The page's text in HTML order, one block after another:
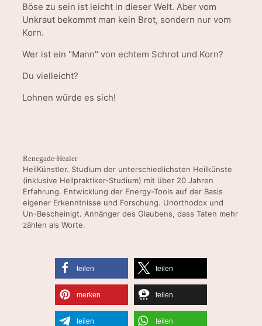
Böse zu sein ist leicht in dieser Welt. Aber vom
Unkraut bekommt man kein Brot, sondern nur vom
Korn.
Wer ist ein "Mann" von echtem Schrot und Korn?
Du vielleicht?
Lohnen würde es sich!
Renegade-Healer
HeilKünstler. Studium der unterschiedlichsten Heilkünste
(inklusive Heilpraktiker-Studium) mit über 20 Jahren
Erfahrung. Entwicklung der Energy-Tools auf der Basis
eigener Erkenntnisse und Forschung. Unorthodox und
Un-Bescheinigt. Anhänger des Glaubens, dass Taten mehr
zählen als Worte.
teilen teilen
merken teilen
teilen teilen